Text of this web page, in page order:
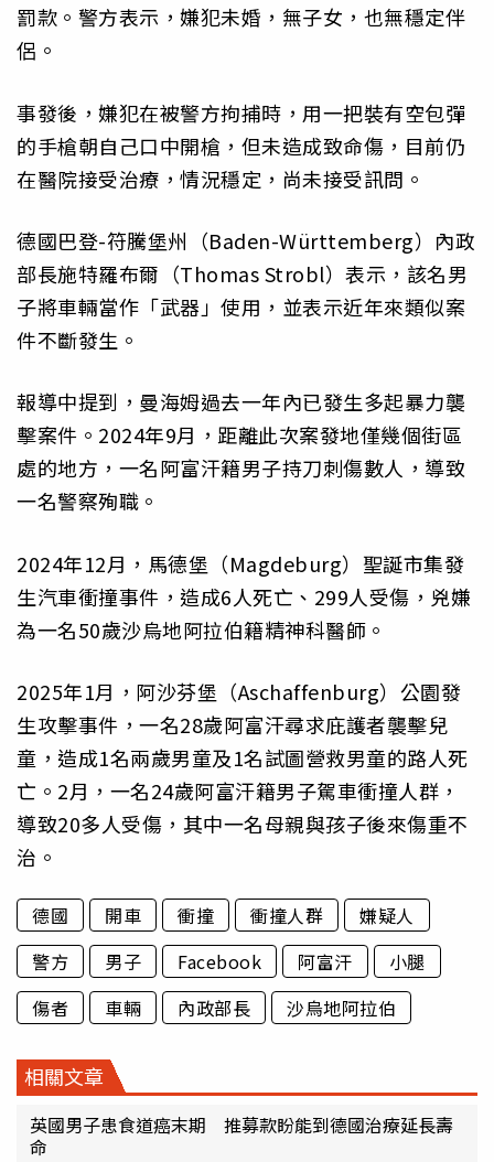
罰款。警方表示，嫌犯未婚，無子女，也無穩定伴
侶。
事發後，嫌犯在被警方拘捕時，用一把裝有空包彈
的手槍朝自己口中開槍，但未造成致命傷，目前仍
在醫院接受治療，情況穩定，尚未接受訊問。
德國巴登-符騰堡州（Baden-Württemberg）內政
部長施特羅布爾（Thomas Strobl）表示，該名男
子將車輛當作「武器」使用，並表示近年來類似案
件不斷發生。
報導中提到，曼海姆過去一年內已發生多起暴力襲
擊案件。2024年9月，距離此次案發地僅幾個街區
處的地方，一名阿富汗籍男子持刀刺傷數人，導致
一名警察殉職。
2024年12月，馬德堡（Magdeburg）聖誕市集發
生汽車衝撞事件，造成6人死亡、299人受傷，兇嫌
為一名50歲沙烏地阿拉伯籍精神科醫師。
2025年1月，阿沙芬堡（Aschaffenburg）公園發
生攻擊事件，一名28歲阿富汗尋求庇護者襲擊兒
童，造成1名兩歲男童及1名試圖營救男童的路人死
亡。2月，一名24歲阿富汗籍男子駕車衝撞人群，
導致20多人受傷，其中一名母親與孩子後來傷重不
治。
德國 開車 衝撞 衝撞人群
嫌疑人
警方
男子 Facebook 阿富汗
小腿
傷者
車輛 內政部長 沙烏地阿拉伯
相關文章
英國男子患食道癌末期 推募款盼能到德國治療延長壽
命